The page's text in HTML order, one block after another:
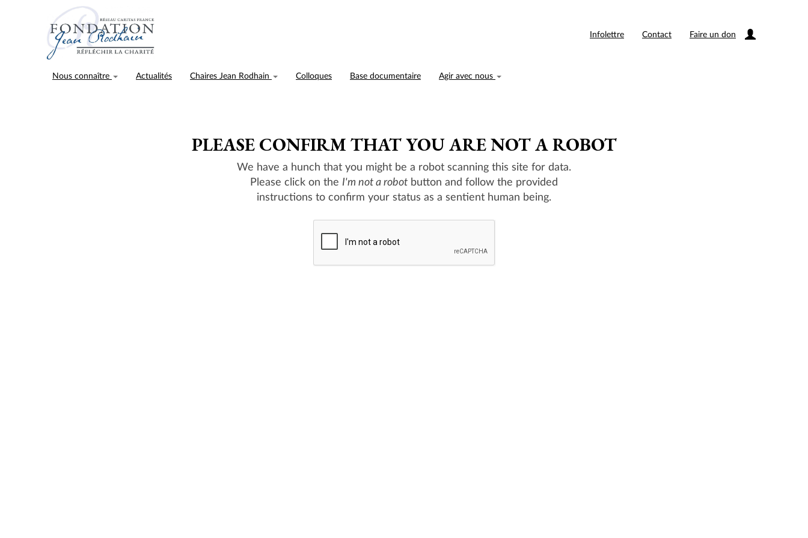
Infolettre Contact Faire un don
Nous connaître Actualités Chaires Jean Rodhain Colloques Base documentaire Agir avec nous
PLEASE CONFIRM THAT YOU ARE NOT A ROBOT
We have a hunch that you might be a robot scanning this site for data.
Please click on the I'm not a robot button and follow the provided
instructions to confirm your status as a sentient human being.